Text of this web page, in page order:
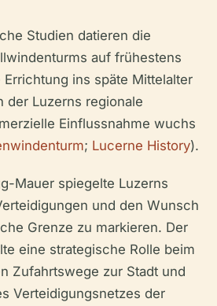
Studien datieren die
auf frühestens
ins späte Mittelalter
der Luzerns regionale
Einflussnahme wuchs
; Lucerne History).
Mauer spiegelte Luzerns
und den Wunsch
Grenze zu markieren. Der
eine strategische Rolle beim
Zufahrtswege zur Stadt und
Verteidigungsnetzes der